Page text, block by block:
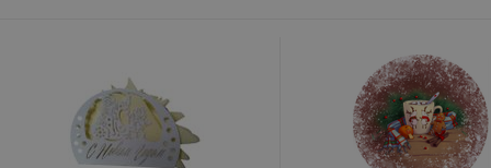
штрихкод: 4810323011807
страна производства: Республика Беларусь